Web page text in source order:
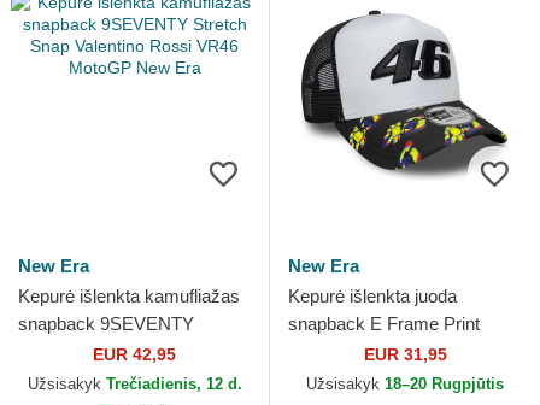
New Era
Kepurė išlenkta kamufliažas
snapback 9SEVENTY
Stretch Snap Valentino Rossi
VR46 MotoGP New Era
EUR 42,95
Užsisakyk Trečiadienis, 12 d.
New Era
Kepurė išlenkta juoda
snapback E Frame Print
Visor Valentino Rossi VR46
MotoGP New Era
EUR 31,95
Užsisakyk 18–20 Rugpjūtis